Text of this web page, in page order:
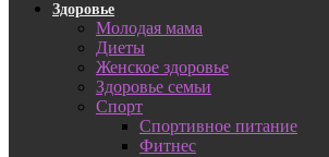
Здоровье
Молодая мама
Диеты
Женское здоровье
Здоровье семьи
Спорт
Спортивное питание
Фитнес